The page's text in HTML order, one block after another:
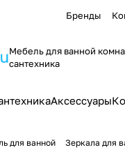
Бренды
Мебель для ванной
сантехника
Аксессуары
для ванной Зеркала для